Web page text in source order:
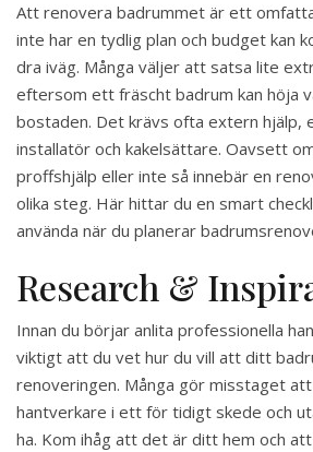
Att renovera badrummet är ett
inte har en tydlig plan och budget kan
dra iväg. Många väljer att satsa lite
eftersom ett fräscht badrum kan höja
bostaden. Det krävs ofta extern hjälp,
installatör och kakelsättare. Oavsett
proffshjälp eller inte så innebär en
olika steg. Här hittar du en smart
använda när du planerar
Research &
Innan du börjar anlita professionella
viktigt att du vet hur du vill att ditt
renoveringen. Många gör misstaget
hantverkare i ett för tidigt skede och
ha. Kom ihåg att det är ditt hem och